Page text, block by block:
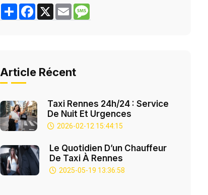
ShareFacebook
X EmailMessage
Article Récent
Taxi Rennes 24h/24 : Service
De Nuit Et Urgences
2026-02-12 15:44:15
Le Quotidien D’un Chauffeur
De Taxi À Rennes
2025-05-19 13:36:58